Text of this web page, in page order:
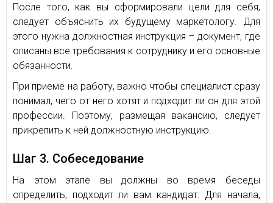
После того, как вы сформировали цели для себя,
следует объяснить их будущему маркетологу. Для
этого нужна должностная инструкция – документ, где
описаны все требования к сотруднику и его основные
обязанности.
При приеме на работу, важно чтобы специалист сразу
понимал, чего от него хотят и подходит ли он для этой
профессии. Поэтому, размещая вакансию, следует
прикрепить к ней должностную инструкцию.
Шаг 3. Собеседование
На этом этапе вы должны во время беседы
определить, подходит ли вам кандидат. Для начала,